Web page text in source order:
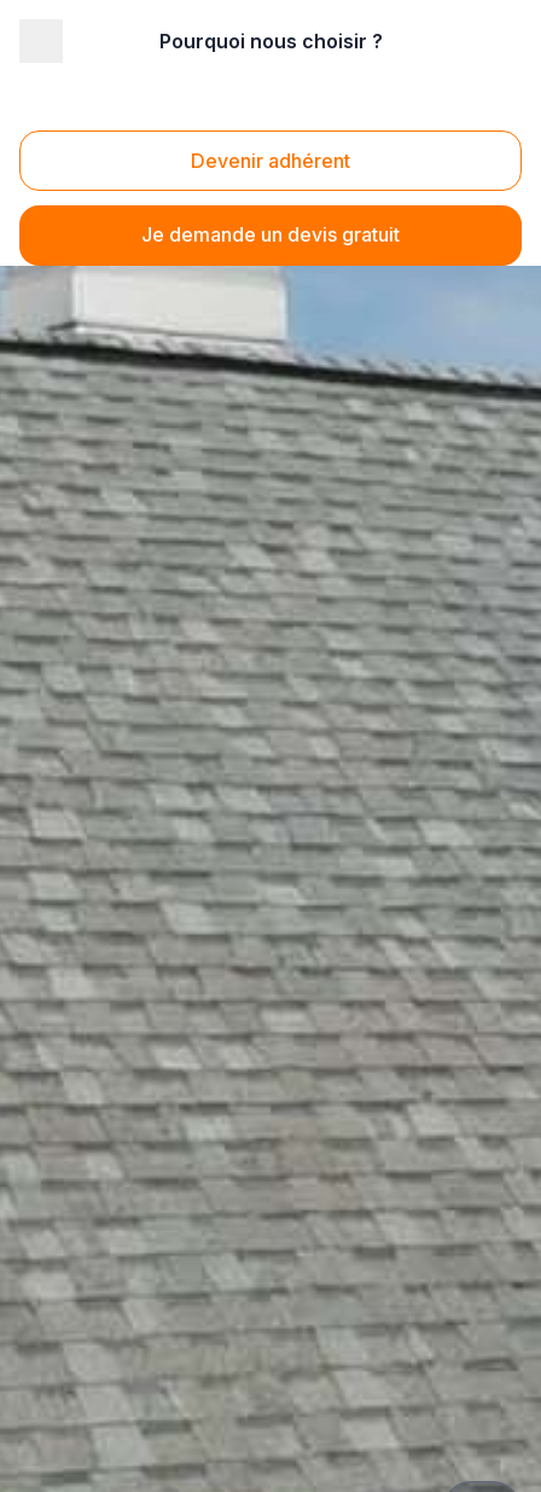
Pourquoi nous choisir ?
Devenir adhérent
Je demande un devis gratuit